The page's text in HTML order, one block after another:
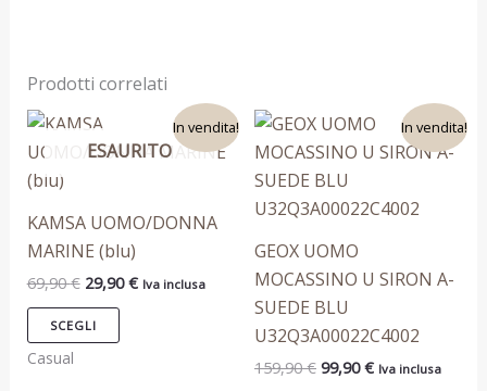
Prodotti correlati
In vendita!
ESAURITO
KAMSA UOMO/DONNA
MARINE (blu)
69,90€
Il
originale
29,90€
prezzo
attuale
Iva inclusa
SCEGLI
Questo
prodotto
varianti.
Le
opzioni
essere
Casual
In vendita!
GEOX UOMO
MOCASSINO U SIRON A-
SUEDE BLU
U32Q3A00022C4002
159,90€
Il
originale
era:
99,90€
Il
prezzo
attuale
Iva inclusa
Questo
prodotto
ha
più
Le
opzioni
possono
essere
scelte